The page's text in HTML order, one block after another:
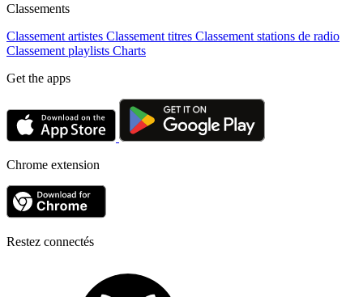
Classements
Classement artistes Classement titres Classement stations de radio
Classement playlists Charts
Get the apps
Chrome extension
Restez connectés